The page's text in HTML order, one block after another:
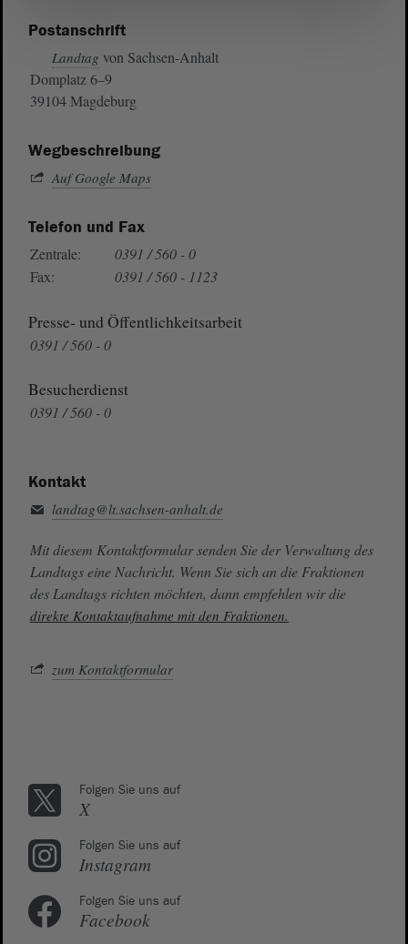
Postanschrift
Landtag von Sachsen-Anhalt
Domplatz 6–9
39104 Magdeburg
Wegbeschreibung
Auf Google Maps
Telefon und Fax
Zentrale:
0391 / 560 - 0
Fax:
0391 / 560 - 1123
Presse- und Öffentlichkeitsarbeit
0391 / 560 - 0
Besucherdienst
0391 / 560 - 0
Kontakt
landtag@lt.sachsen-anhalt.de
Mit diesem Kontaktformular senden Sie der Verwaltung des
Landtags eine Nachricht. Wenn Sie sich an die Fraktionen
des Landtags richten möchten, dann empfehlen wir die
direkte Kontaktaufnahme mit den Fraktionen.
zum Kontaktformular
Folgen Sie uns auf
X
Folgen Sie uns auf
Instagram
Folgen Sie uns auf
Facebook